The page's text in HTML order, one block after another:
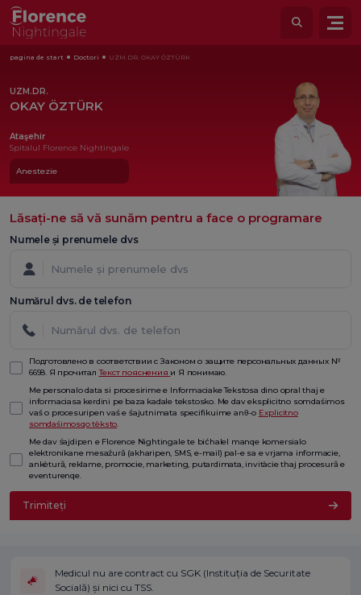
pagina de start Doctori UZM.DR. OKAY ÖZTÜRK
UZM.DR.
OKAY ÖZTÜRK
Ataşehir
Spitalul Florence Nightingale
Anestezie
Lăsați-ne să vă sunăm pentru a face o programare
Numele și prenumele dvs
Numărul dvs. de telefon
Подготовлено в соответствии с Законом о защите персональных данных №
6698. Я прочиталТекст пояснения и Я понимаю.
Me personalo data si procesirime e Informaciake Tekstosa dino opral thaj e
informaciasa kerdini pe baza kadale tekstosko. Me dav eksplicitno somdaśimos
vaś o procesuripen vaś e śajutnimata specifikuime anθ-o Explicitno
somdaśimosqo tèksto.
Me dav śajdipen e Florence Nightingale te bićhalel manqe komersialo
elektronikane mesaźură (akharipen, SMS, e-mail) pal-e sa e vrjama informacie,
ankètură, reklame, promocie, marketing, putardimata, invitàcie thaj procesură e
eventurenqe.
Trimiteți
Medicul nu are contract cu SGK (Instituția de Securitate
Socială) și nici cu TSS.